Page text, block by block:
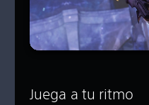
Juega a tu ritmo